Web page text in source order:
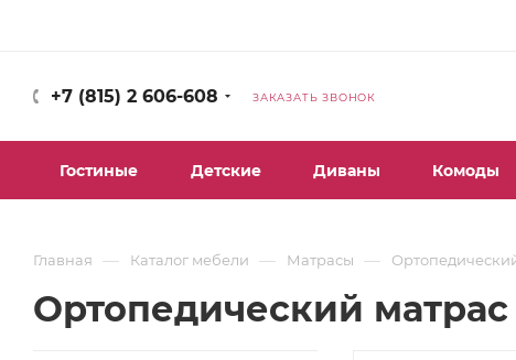
+7 (815) 2 606-608 ЗАКАЗАТЬ ЗВОНОК
Гостиные Детские Диваны Комоды
Главная — Каталог мебели — Матрасы —
Ортопедический